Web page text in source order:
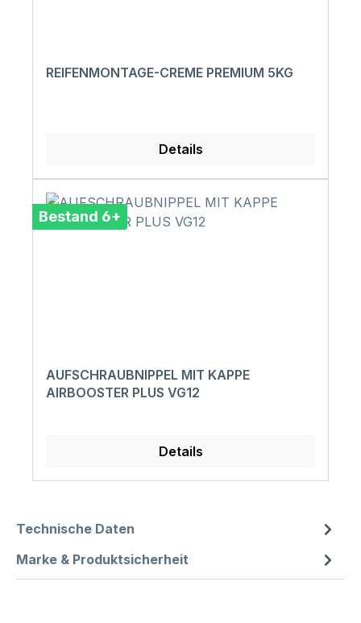
REIFENMONTAGE-CREME PREMIUM 5KG
Details
Bestand 6+
AUFSCHRAUBNIPPEL MIT KAPPE
AIRBOOSTER PLUS VG12
Details
Technische Daten
Marke & Produktsicherheit